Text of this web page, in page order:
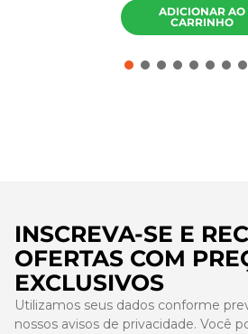
ADICIONAR AO
CARRINHO
INSCREVA-SE E
OFERTAS COM
EXCLUSIVOS
Utilizamos seus dados conforme
nossos avisos de privacidade. Você